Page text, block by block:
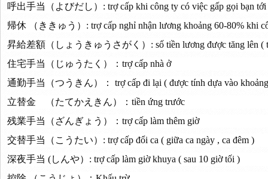
呼出手当（よびだし）: trợ cấp khi công ty có việc gấp gọi bạn tới
帰休 （ききゅう）: trợ cấp nghỉ nhận lương khoảng 60-80% khi
昇給差額（しょうきゅうさがく）: số tiền lương được tăng lên (
住宅手当（じゅうたく）：trợ cấp nhà ở
通勤手当（つうきん）： trợ cấp đi lại ( được tính dựa vào
立替金 （たてかえきん）：tiền ứng trước
残業手当（ざんぎょう）：trợ cấp làm thêm giờ
交替手当（こうたい）: trợ cấp đổi ca ( giữa ca ngày , ca đêm )
深夜手当 (しんや）: trợ cấp làm giờ khuya ( sau 10 giờ tối )